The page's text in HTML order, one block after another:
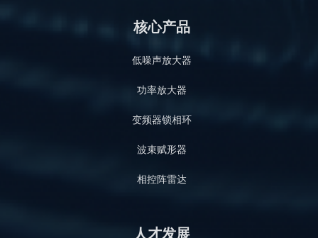
核心产品
低噪声放大器
功率放大器
变频器锁相环
波束赋形器
相控阵雷达
人才发展